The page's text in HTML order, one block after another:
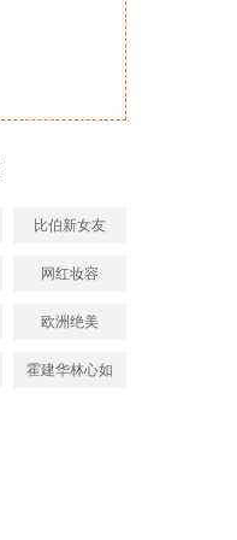
比伯新女友
网红妆容
欧洲绝美
霍建华林心如